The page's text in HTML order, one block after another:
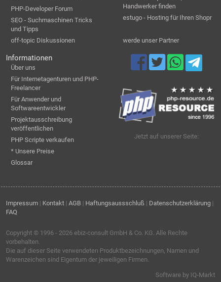
PHP-Developer Forum
SEO - Suchmaschinen Tricks
und Tipps
off-topic Diskussionen
Handwerker finden
estugo - Hosting für Ihren Shopr
werde unser Partner
Informationen
Über uns
Für Internetagenturen und PHP-
Freelancer
Für Anwender und
Softwareentwickler
Projektausschreibung
veröffentlichen
PHP Scripte verkaufen
* Unsere Preise
Glossar
Jetzt auf unserer Seite:
Impressum | Kontakt | AGB | Haftungsaussschluß | Datenschutzerklärung |
FAQ
Copyright © 1996 - 2026 ebiz-consult GmbH & Co. KG. Alle Rechte
vorbehalten.
Die auf dieser Seite verwendeten Produktbezeichnungen, Namen und
Warenzeichen sind Eigentum der jeweiligen Firmen.
Software by IQ-Markt